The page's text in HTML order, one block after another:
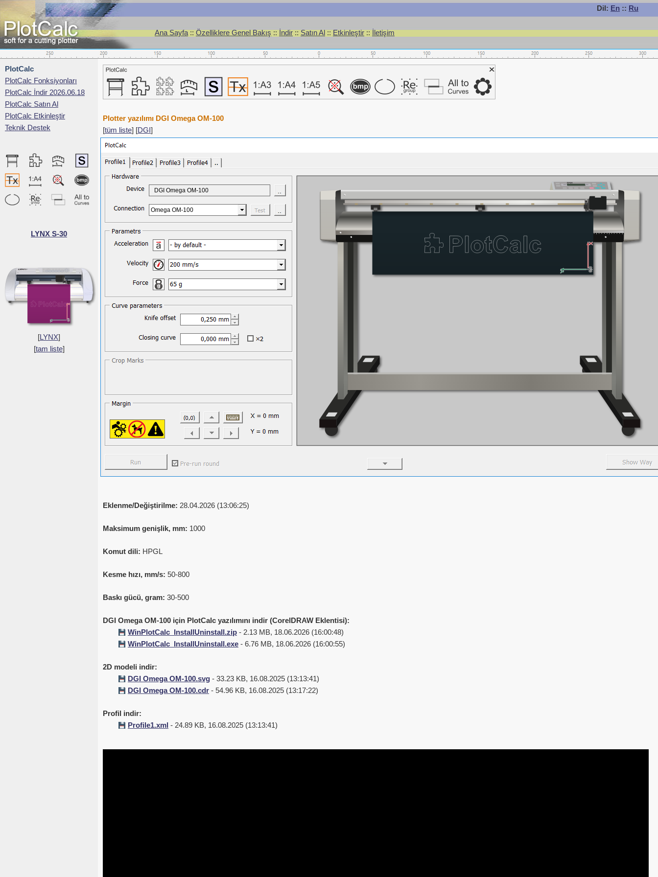
Dil: En :: Ru
Ana Sayfa::Özelliklere Genel Bakış::İndir::Satın Al::Etkinleştir::İletişim
PlotCalc
PlotCalc Fonksiyonları
PlotCalc İndir 2026.06.18
PlotCalc Satın Al
PlotCalc Etkinleştir
Teknik Destek
LYNX S-30
[LYNX]
[tam liste]
Plotter yazılımı DGI Omega OM-100
[tüm liste] [DGI]
DGI Omega OM-100
Omega OM-100
Eklenme/Değiştirilme: 28.04.2026 (13:06:25)
Maksimum genişlik, mm: 1000
Komut dili: HPGL
Kesme hızı, mm/s: 50-800
Baskı gücü, gram: 30-500
DGI Omega OM-100 için PlotCalc yazılımını indir (CorelDRAW Eklentisi):
WinPlotCalc_InstallUninstall.zip - 2.13 MB, 18.06.2026 (16:00:48)
WinPlotCalc_InstallUninstall.exe - 6.76 MB, 18.06.2026 (16:00:55)
2D modeli indir:
DGI Omega OM-100.svg - 33.23 KB, 16.08.2025 (13:13:41)
DGI Omega OM-100.cdr - 54.96 KB, 16.08.2025 (13:17:22)
Profil indir:
Profile1.xml - 24.89 KB, 16.08.2025 (13:13:41)